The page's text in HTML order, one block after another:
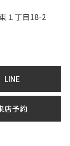
１丁目18-2
LINE
店予約